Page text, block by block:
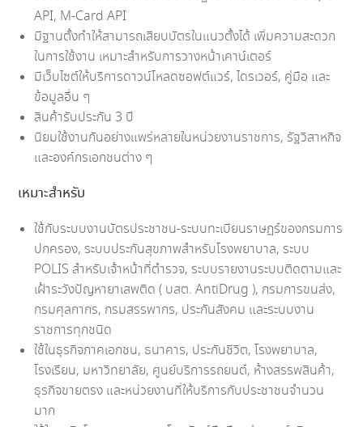
API, M-Card API
มีฐานตั้งทำให้สามารถเสียบบัตรในแนวตั้งได้ เพิ่มความสะดวก
ในการใช้งาน เหมาะสำหรับการวางหน้าเคาน์เตอร์
มีเว็บไซต์ให้บริการดาวน์โหลดซอฟต์แวร์, ไดรเวอร์, คู่มือ และ
ข้อมูลอื่น ๆ
สินค้ารับประกัน 3 ปี
นิยมใช้งานกันอย่างแพร่หลายในหน่วยงานราชการ, รัฐวิสาหกิจ
และองค์กรเอกชนต่าง ๆ
เหมาะสำหรับ
ใช้กับระบบงานบัตรประชาชน-ระบบทะเบียนราษฏร์ของกรมการ
ปกครอง, ระบบประกันสุขภาพสำหรับโรงพยาบาล, ระบบ
POLIS สำหรับเจ้าหน้าที่ตำรวจ, ระบบรายงานระบบติดตามและ
เฝ้าระวังปัญหายาเสพติด ( บสต. AntiDrug ), กรมการขนส่ง,
กรมศุลกากร, กรมสรรพากร, ประกันสังคม และระบบงาน
ราชการทุกชนิด
ใช้ในธุรกิจภาคเอกชน, ธนาคาร, ประกันชีวิต, โรงพยาบาล,
โรงเรียน, มหาวิทยาลัย, ศูนย์บริการรถยนต์, ห้างสรรพสินค้า,
ธุรกิจขายตรง และหน่วยงานที่ให้บริการกับประชาชนจำนวน
มาก